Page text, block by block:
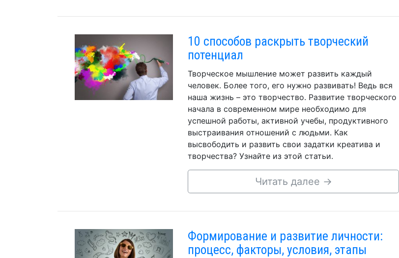
10 способов раскрыть творческий
потенциал
Творческое мышление может развить каждый
человек. Более того, его нужно развивать! Ведь вся
наша жизнь – это творчество. Развитие творческого
начала в современном мире необходимо для
успешной работы, активной учебы, продуктивного
выстраивания отношений с людьми. Как
высвободить и развить свои задатки креатива и
творчества? Узнайте из этой статьи.
Читать далее →
Формирование и развитие личности:
процесс, факторы, условия, этапы